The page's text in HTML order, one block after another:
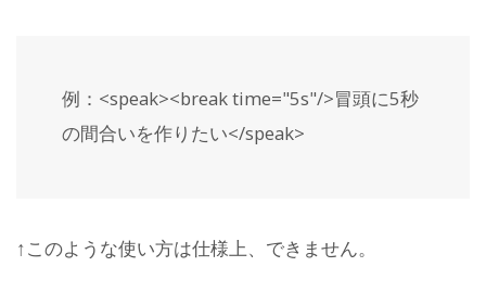
例：<speak><break time="5s"/>冒頭に5秒
の間合いを作りたい</speak>
↑このような使い方は仕様上、できません。